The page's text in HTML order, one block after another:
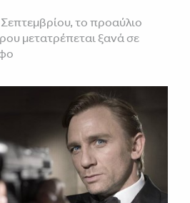
Σεπτεμβρίου, το προαύλιο
μετατρέπεται ξανά σε